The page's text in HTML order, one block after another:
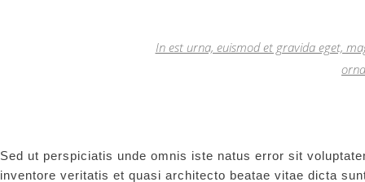
In est urna, euismod et gravida eget,
Sed ut perspiciatis unde omnis iste natus error sit
inventore veritatis et quasi architecto beatae vitae dicta